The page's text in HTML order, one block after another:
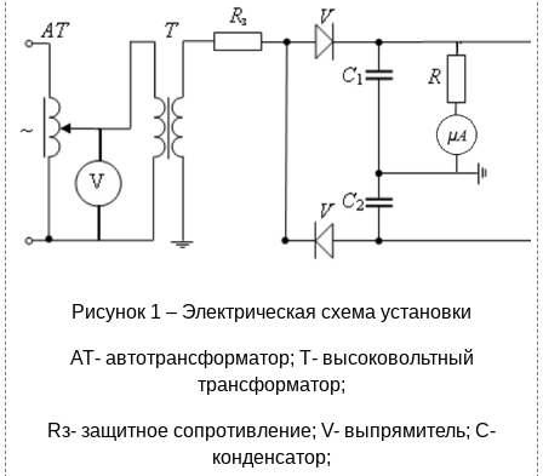
Рисунок 1 – Электрическая схема установки
АТ- автотрансформатор; Т- высоковольтный
трансформатор;
Rз- защитное сопротивление; V- выпрямитель; С-
конденсатор;